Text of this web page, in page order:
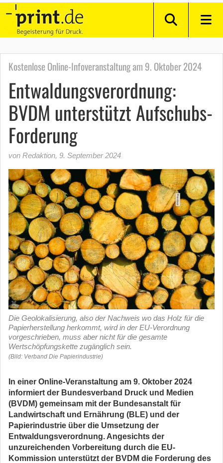
Kostenlose Online-Infoveranstaltung am 9. Oktober 2024
Entwaldungsverordnung:
BVDM unterstützt Aufschubs-
Forderung
von Redaktion, 9. September 2024
Die Geolokalisierung, also der Nachweis wo das Holz für die
Papierherstellung herkommt, wird in der EU-Verordnung
vorgeschrieben, muss aber nicht für die gesamte
Wertschöpfungskette zugänglich sein.
(Bild: Verband Die Papierindustrie)
In einer Online-Veranstaltung am 9. Oktober 2024
informiert der Bundesverband Druck und Medien
(BVDM) gemeinsam mit der Bundesanstalt für
Landwirtschaft und Ernährung (BLE) und der
Papierindustrie über die Umsetzung der
Entwaldungsverordnung. Angesichts der
unzureichenden Vorbereitung durch die EU-
Kommission unterstützt der BVDM die Forderung des